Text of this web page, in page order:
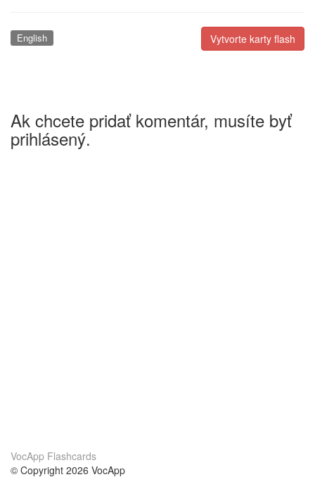
Vytvorte karty flash
English
Ak chcete pridať komentár, musíte byť
prihlásený.
VocApp Flashcards
© Copyright 2026 VocApp